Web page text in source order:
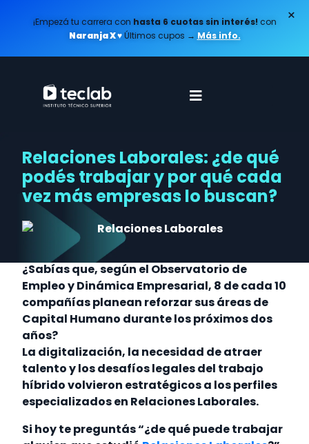
¡Empezá tu carrera con hasta 6 cuotas sin interés!con
Naranja X ♥️ Últimos cupos → Más info.
×
Relaciones Laborales: ¿de qué
podés trabajar y por qué cada
vez más empresas lo buscan?
¿Sabías que, según el Observatorio de
Empleo y Dinámica Empresarial, 8 de cada 10
compañías planean reforzar sus áreas de
Capital Humano durante los próximos dos
años?
La digitalización, la necesidad de atraer
talento y los desafíos legales del trabajo
híbrido volvieron estratégicos a los perfiles
especializados en Relaciones Laborales.
Si hoy te preguntás “¿de qué puede trabajar